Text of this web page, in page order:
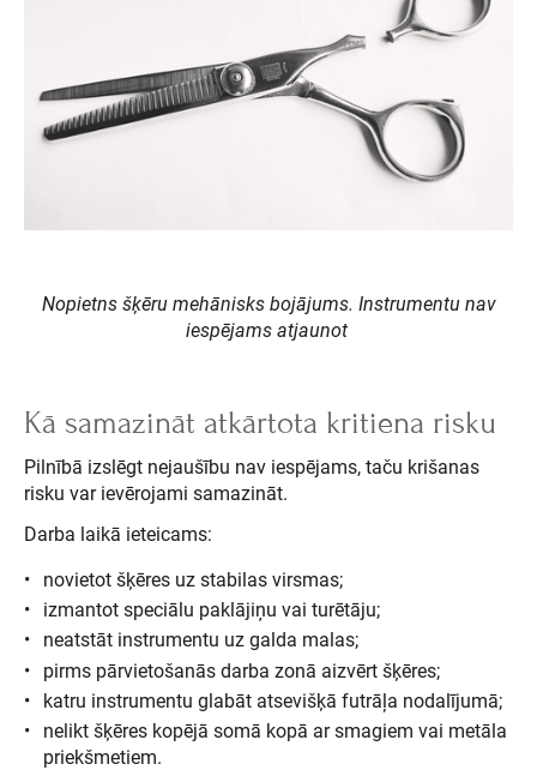
Nopietns šķēru mehānisks bojājums. Instrumentu nav
iespējams atjaunot
Kā samazināt atkārtota kritiena risku
Pilnībā izslēgt nejaušību nav iespējams, taču krišanas
risku var ievērojami samazināt.
Darba laikā ieteicams:
novietot šķēres uz stabilas virsmas;
izmantot speciālu paklājiņu vai turētāju;
neatstāt instrumentu uz galda malas;
pirms pārvietošanās darba zonā aizvērt šķēres;
katru instrumentu glabāt atsevišķā futrāļa nodalījumā;
nelikt šķēres kopējā somā kopā ar smagiem vai metāla
priekšmetiem.